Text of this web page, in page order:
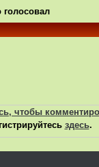
голосовал
чтобы
здесь.